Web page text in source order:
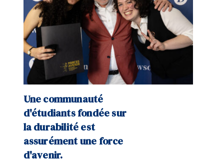
Une communauté
d'étudiants fondée sur
la durabilité est
assurément une force
d'avenir.